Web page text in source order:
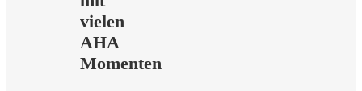
vielen
AHA
Momenten